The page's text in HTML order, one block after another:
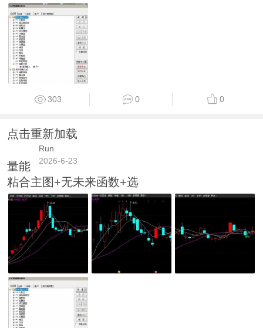
303 0 0
点击重新加载
Run
2026-6-23
量能
粘合主图+无未来函数+选